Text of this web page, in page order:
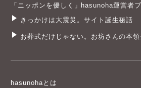
「ニッポンを優しく」hasunoha運営者
きっかけは大震災。サイト誕生秘話
お葬式だけじゃない。お坊さんの本
hasunohaとは